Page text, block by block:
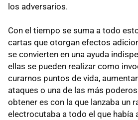
los adversarios.
Con el tiempo se suma a todo
cartas que otorgan efectos
se convierten en una ayuda
ellas se pueden realizar como
curarnos puntos de vida,
ataques o una de las más
obtener es con la que lanzaba un
electrocutaba a todo el que había